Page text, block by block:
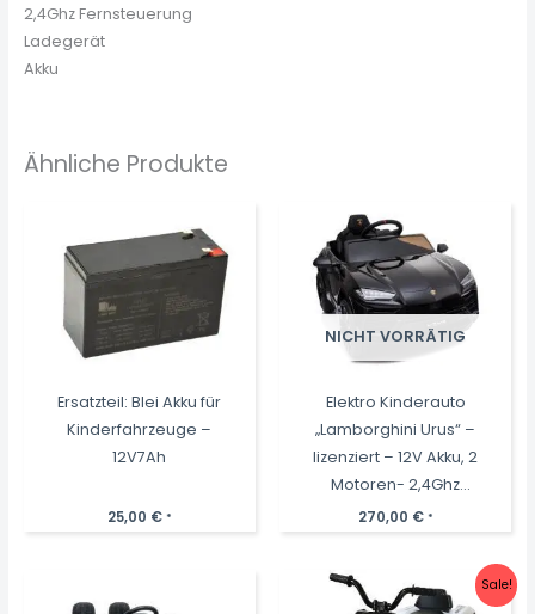
2,4Ghz Fernsteuerung
Ladegerät
Akku
Ähnliche Produkte
Ersatzteil: Blei Akku für
Kinderfahrzeuge –
12V7Ah
25,00 € *
NICHT VORRÄTIG
Elektro Kinderauto
„Lamborghini Urus“ –
lizenziert – 12V Akku, 2
Motoren- 2,4Ghz
Fernsteuerung, MP3,
270,00 € *
Sale!